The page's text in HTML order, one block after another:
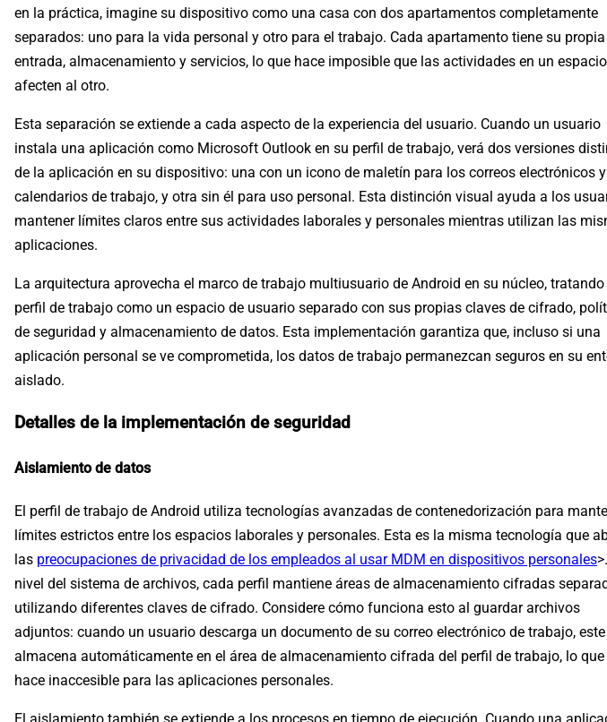
en la práctica, imagine su dispositivo como una casa con dos apartamentos completamente
separados: uno para la vida personal y otro para el trabajo. Cada apartamento tiene su propia
entrada, almacenamiento y servicios, lo que hace imposible que las actividades en un espacio
afecten al otro.
Esta separación se extiende a cada aspecto de la experiencia del usuario. Cuando un usuario
instala una aplicación como Microsoft Outlook en su perfil de trabajo, verá dos versiones
de la aplicación en su dispositivo: una con un icono de maletín para los correos electrónicos y
calendarios de trabajo, y otra sin él para uso personal. Esta distinción visual ayuda a los
mantener límites claros entre sus actividades laborales y personales mientras utilizan las
aplicaciones.
La arquitectura aprovecha el marco de trabajo multiusuario de Android en su núcleo, tratando
perfil de trabajo como un espacio de usuario separado con sus propias claves de cifrado,
de seguridad y almacenamiento de datos. Esta implementación garantiza que, incluso si una
aplicación personal se ve comprometida, los datos de trabajo permanezcan seguros en su
aislado.
Detalles de la implementación de seguridad
Aislamiento de datos
El perfil de trabajo de Android utiliza tecnologías avanzadas de contenedorización para
límites estrictos entre los espacios laborales y personales. Esta es la misma tecnología que
las preocupaciones de privacidad de los empleados al usar MDM en dispositivos personales
nivel del sistema de archivos, cada perfil mantiene áreas de almacenamiento cifradas
utilizando diferentes claves de cifrado. Considere cómo funciona esto al guardar archivos
adjuntos: cuando un usuario descarga un documento de su correo electrónico de trabajo,
almacena automáticamente en el área de almacenamiento cifrada del perfil de trabajo, lo
hace inaccesible para las aplicaciones personales.